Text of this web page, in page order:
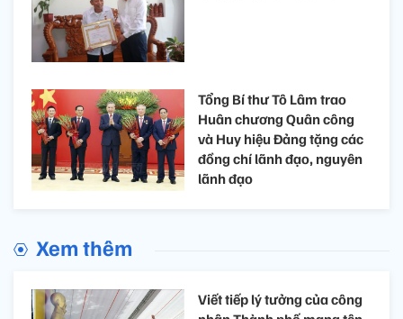
Tổng Bí thư Tô Lâm trao
Huân chương Quân công
và Huy hiệu Đảng tặng các
đồng chí lãnh đạo, nguyên
lãnh đạo
Xem thêm
Viết tiếp lý tưởng của công